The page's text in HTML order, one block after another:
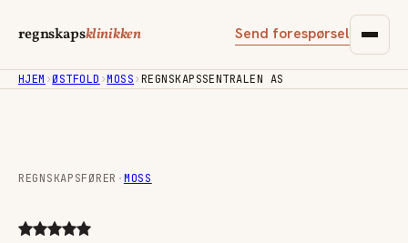
regnskapsklinikken Send forespørsel
HJEM ›ØSTFOLD ›MOSS›REGNSKAPSSENTRALEN AS
REGNSKAPSFØRER ·MOSS